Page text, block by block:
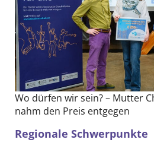
Wo dürfen wir sein? – Mutter
nahm den Preis entgegen
Regionale Schwerpunkte